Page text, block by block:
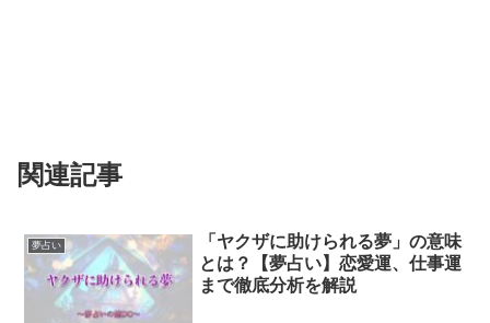
関連記事
夢占い
「ヤクザに助けられる夢」の意味
とは？【夢占い】恋愛運、仕事運
まで徹底分析を解説